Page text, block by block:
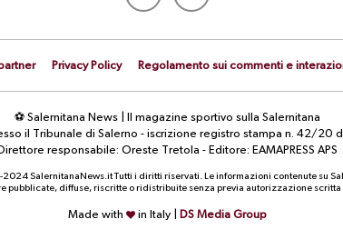
Privacy Policy Regolamento sui commenti e
⚽ Salernitana News | Il magazine sportivo sulla Salernitana
il Tribunale di Salerno - iscrizione registro stampa n. 42/
Direttore responsabile: Oreste Tretola - Editore: EAMAPRESS APS
SalernitanaNews.it Tutti i diritti riservati. Le informazioni contenute su
pubblicate, diffuse, riscritte o ridistribuite senza previa autorizzazione
Made with in Italy | DS Media Group